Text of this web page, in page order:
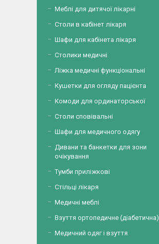
Меблі для дитячої лікарні
Столи в кабінет лікаря
Шафи для кабінета лікаря
Столики медичні
Ліжка медичні функціональні
Кушетки для огляду пацієнта
Комоди для ординаторської
Столи сповівальні
Шафи для медичного одягу
Дивани та банкетки для зони
очікування
Тумби приліжкові
Стільці лікаря
Медичні меблі
Взуття ортопедичне (діабетична)
Медичний одяг і взуття